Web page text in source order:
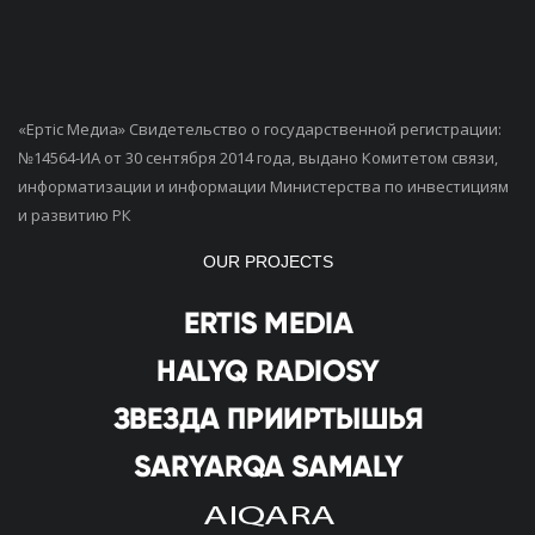
«Ертiс Медиа» Свидетельство о государственной регистрации:
№14564-ИА от 30 сентября 2014 года, выдано Комитетом связи,
информатизации и информации Министерства по инвестициям
и развитию РК
OUR PROJECTS